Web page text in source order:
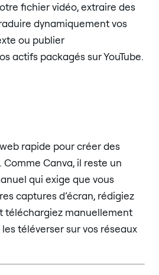
fichier vidéo, extraire des
dynamiquement vos
ou publier
actifs packagés sur YouTube.
rapide pour créer des
Canva, il reste un
qui exige que vous
captures d’écran, rédigiez
téléchargiez manuellement
téléverser sur vos réseaux